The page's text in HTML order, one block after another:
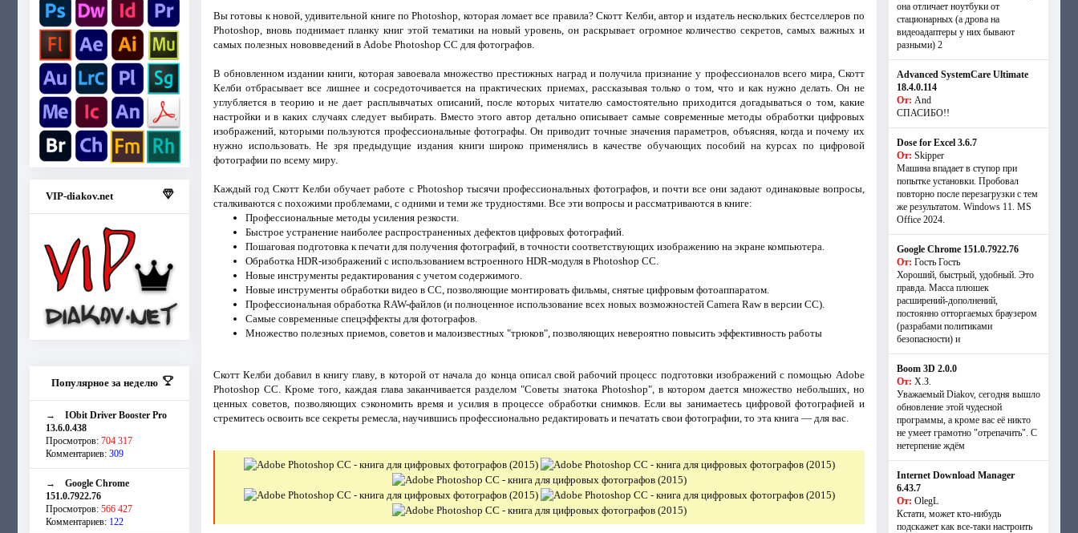
VIP-diakov.net
Популярное за неделю
→ IObit Driver Booster Pro
13.6.0.438
Просмотров: 704 317
Комментариев: 309
→ Google Chrome
151.0.7922.76
Просмотров: 566 427
Комментариев: 122
Вы готовы к новой, удивительной книге по Photoshop, которая ломает все правила? Скотт Келби, автор и издатель нескольких бестселлеров по
Photoshop, вновь поднимает планку книг этой тематики на новый уровень, он раскрывает огромное количество секретов, самых важных и
самых полезных нововведений в Adobe Photoshop СС для фотографов.
В обновленном издании книги, которая завоевала множество престижных наград и получила признание у профессионалов всего мира, Скотт
Келби отбрасывает все лишнее и сосредоточивается на практических приемах, рассказывая только о том, что и как нужно делать. Он не
углубляется в теорию и не дает расплывчатых описаний, после которых читателю самостоятельно приходится догадываться о том, какие
настройки и в каких случаях следует выбирать. Вместо этого автор детально описывает самые современные методы обработки цифровых
изображений, которыми пользуются профессиональные фотографы. Он приводит точные значения параметров, объясняя, когда и почему их
нужно использовать. Не зря предыдущие издания книги широко применялись в качестве обучающих пособий на курсах по цифровой
фотографии по всему миру.
Каждый год Скотт Келби обучает работе с Photoshop тысячи профессиональных фотографов, и почти все они задают одинаковые вопросы,
сталкиваются с похожими проблемами, с одними и теми же трудностями. Все эти вопросы и рассматриваются в книге:
Профессиональные методы усиления резкости.
Быстрое устранение наиболее распространенных дефектов цифровых фотографий.
Пошаговая подготовка к печати для получения фотографий, в точности соответствующих изображению на экране компьютера.
Обработка HDR-изображений с использованием встроенного HDR-модуля в Photoshop СС.
Новые инструменты редактирования с учетом содержимого.
Новые инструменты обработки видео в СС, позволяющие монтировать фильмы, снятые цифровым фотоаппаратом.
Профессиональная обработка RAW-файлов (и полноценное использование всех новых возможностей Camera Raw в версии CC).
Самые современные спецэффекты для фотографов.
Множество полезных приемов, советов и малоизвестных "трюков", позволяющих невероятно повысить эффективность работы
Скотт Келби добавил в книгу главу, в которой от начала до конца описал свой рабочий процесс подготовки изображений с помощью Adobe
Photoshop CC. Кроме того, каждая глава заканчивается разделом "Советы знатока Photoshop", в котором дается множество небольших, но
ценных советов, позволяющих сэкономить время и усилия в процессе обработки снимков. Если вы занимаетесь цифровой фотографией и
стремитесь освоить все секреты ремесла, научившись профессионально редактировать и печатать свои фотографии, то эта книга — для вас.
она отличает ноутбуки от
стационарных (а дрова на
видеоадаптеры у них бывают
разными) 2
Advanced SystemCare Ultimate
18.4.0.114
От: And
СПАСИБО!!
Dose for Excel 3.6.7
От: Skipper
Машина впадает в ступор при
попытке установки. Пробовал
повторно после перезагрузки с тем
же результатом. Windows 11. MS
Offiсe 2024.
Google Chrome 151.0.7922.76
От: Гость Гость
Хороший, быстрый, удобный. Это
правда. Масса плюшек
расширений-дополнений,
постоянно отторгаемых браузером
(разрабами политиками
безопасности) и
Boom 3D 2.0.0
От: Х.З.
Уважаемый Diakov, сегодня вышло
обновление этой чудесной
программы, а кроме вас её никто
не умеет грамотно "отрепачить". С
нетерпение ждём
Internet Download Manager
6.43.7
От: OlegL
Кстати, может кто-нибудь
подскажет как все-таки настроить